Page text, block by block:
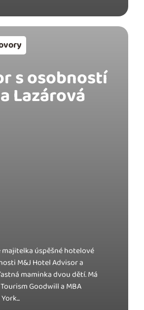
s osobností
Lazárová
úspěšné hotelové
M&J Hotel Advisor a
maminka dvou dětí. Má
Goodwill a MBA